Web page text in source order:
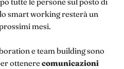
smart working resterà un
mesi.
e team building sono
ottenere comunicazioni